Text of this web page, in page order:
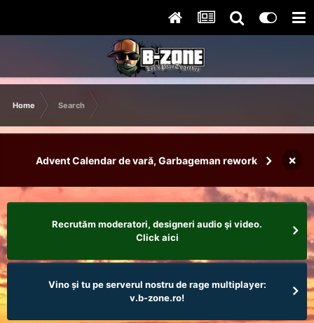
Home Search
Advent Calendar de vară, Garbageman rework ×
Recrutăm moderatori, designeri audio şi video.
Click aici
Vino și tu pe serverul nostru de rage multiplayer:
v.b-zone.ro!